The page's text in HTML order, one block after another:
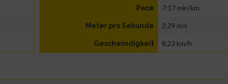
Pace 7:17 min/km
Meter pro Sekunde 2,29 m/s
Geschwindigkeit 8,23 km/h